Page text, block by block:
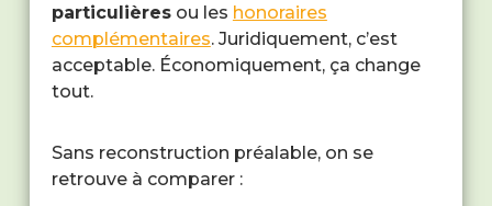
particulièresou les honoraires
complémentaires. Juridiquement, c’est
acceptable. Économiquement, ça change
tout.
Sans reconstruction préalable, on se
retrouve à comparer :